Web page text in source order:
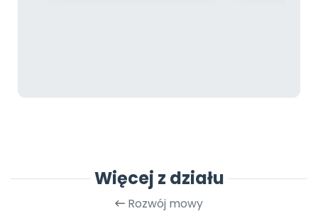
Więcej z działu
Rozwój mowy